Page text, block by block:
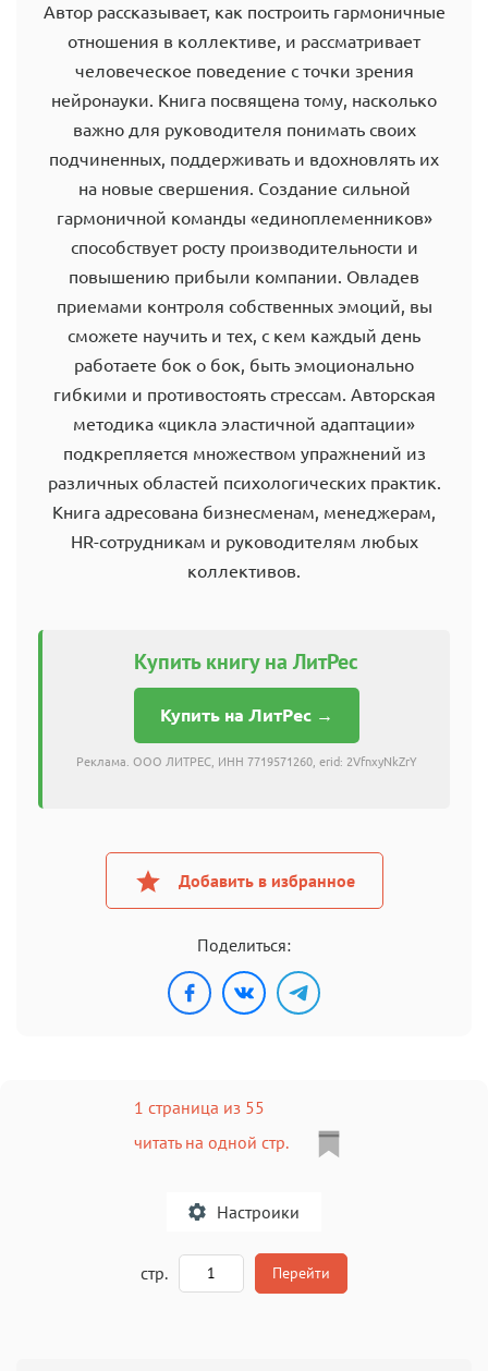
Автор рассказывает, как построить гармоничные
отношения в коллективе, и рассматривает
человеческое поведение с точки зрения
нейронауки. Книга посвящена тому, насколько
важно для руководителя понимать своих
подчиненных, поддерживать и вдохновлять их
на новые свершения. Создание сильной
гармоничной команды «единоплеменников»
способствует росту производительности и
повышению прибыли компании. Овладев
приемами контроля собственных эмоций, вы
сможете научить и тех, с кем каждый день
работаете бок о бок, быть эмоционально
гибкими и противостоять стрессам. Авторская
методика «цикла эластичной адаптации»
подкрепляется множеством упражнений из
различных областей психологических практик.
Книга адресована бизнесменам, менеджерам,
HR-сотрудникам и руководителям любых
коллективов.
Купить книгу на ЛитРес
Купить на ЛитРес →
Реклама. ООО ЛИТРЕС, ИНН 7719571260, erid: 2VfnxyNkZrY
Добавить в избранное
Поделиться:
1 страница из 55
читать на одной стр.
Настроики
стр. Перейти